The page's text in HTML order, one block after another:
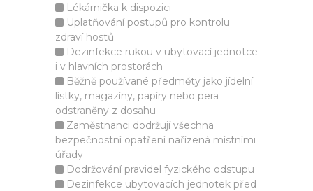
Lékárnička k dispozici
Uplatňování postupů pro kontrolu
zdraví hostů
Dezinfekce rukou v ubytovací jednotce
i v hlavních prostorách
Běžně používané předměty jako jídelní
lístky, magazíny, papíry nebo pera
odstraněny z dosahu
Zaměstnanci dodržují všechna
bezpečnostní opatření nařízená místními
úřady
Dodržování pravidel fyzického odstupu
Dezinfekce ubytovacích jednotek před